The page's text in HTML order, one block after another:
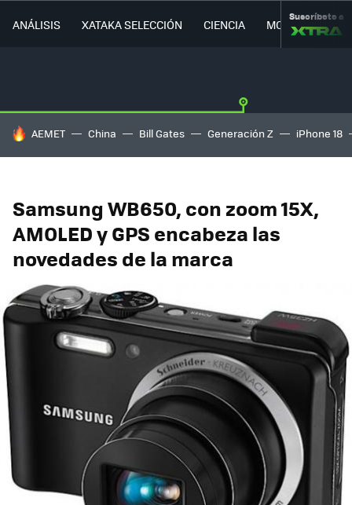
ANÁLISIS XATAKA SELECCIÓN CIENCIA MOVILIDAD
Suscríbete a
HOY SE HABLA DE
AEMET China Bill Gates Generación Z iPhone 18
Samsung WB650, con zoom 15X,
AMOLED y GPS encabeza las
novedades de la marca